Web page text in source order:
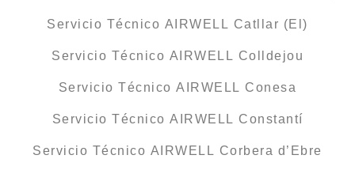
Servicio Técnico AIRWELL Catllar (El)
Servicio Técnico AIRWELL Colldejou
Servicio Técnico AIRWELL Conesa
Servicio Técnico AIRWELL Constantí
Servicio Técnico AIRWELL Corbera d’Ebre